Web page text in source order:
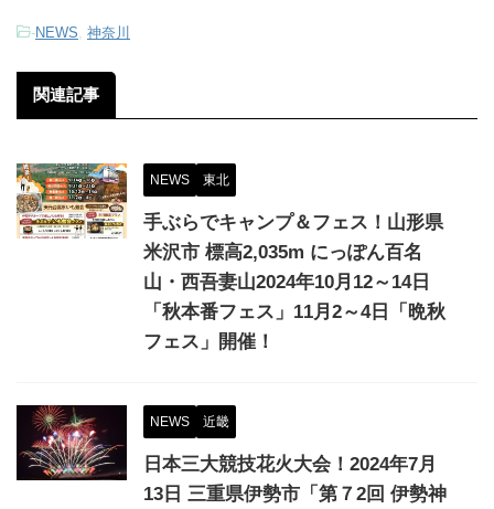
-NEWS, 神奈川
関連記事
NEWS 東北
手ぶらでキャンプ＆フェス！山形県
米沢市 標高2,035m にっぽん百名
山・西吾妻山2024年10月12～14日
「秋本番フェス」11月2～4日「晩秋
フェス」開催！
NEWS 近畿
日本三大競技花火大会！2024年7月
13日 三重県伊勢市「第７2回 伊勢神